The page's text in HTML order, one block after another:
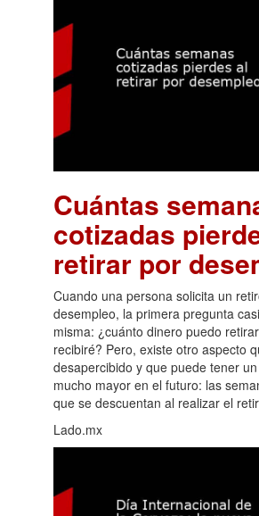
Cuántas
cotizadas
retirar por
Cuando una persona solicita un
desempleo, la primera pregunta
misma: ¿cuánto dinero puedo
recibiré? Pero, existe otro aspecto
desapercibido y que puede tener
mucho mayor en el futuro: las
que se descuentan al realizar el
Lado.mx